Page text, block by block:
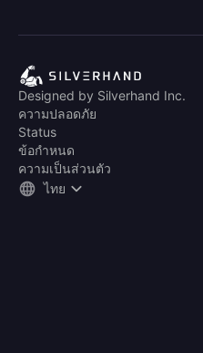
Designed by Silverhand Inc.
ความปลอดภัย
Status
ข้อกำหนด
ความเป็นส่วนตัว
ไทย